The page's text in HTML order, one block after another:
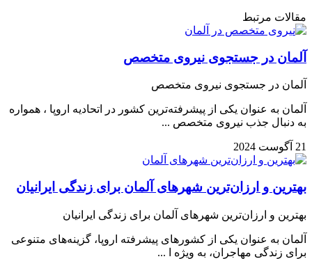
مقالات مرتبط
آلمان در جستجوی نیروی متخصص
آلمان در جستجوی نیروی متخصص
آلمان به عنوان یکی از پیشرفته‌ترین کشور در اتحادیه اروپا ، همواره
به دنبال جذب نیروی متخصص ...
21 آگوست 2024
بهترین و ارزان‌ترین شهرهای آلمان برای زندگی ایرانیان
بهترین و ارزان‌ترین شهرهای آلمان برای زندگی ایرانیان
آلمان به عنوان یکی از کشورهای پیشرفته اروپا، گزینه‌های متنوعی
برای زندگی مهاجران، به ویژه ا ...